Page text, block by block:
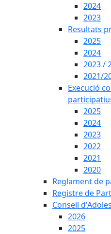
2024
2023
Resultats
2025
2024
2023 /
2021/
Execució
2025
2024
2023
2022
2021
2020
Reglament de
Registre de
Consell
2026
2025